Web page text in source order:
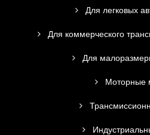
Для легковых
Для коммерческого
Для
Моторные